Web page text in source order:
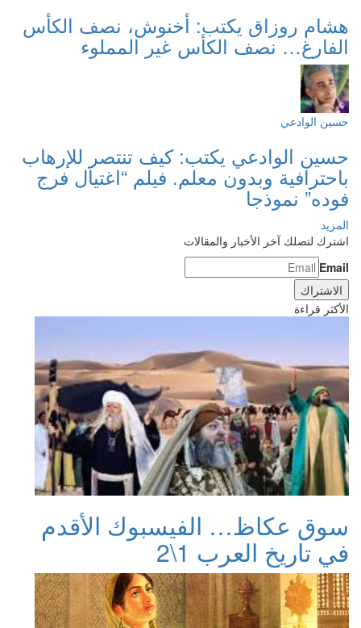
هشام روزاق يكتب: أخنوش، نصف الكأس
الفارغ… نصف الكأس غير المملوء
حسين الوادعي
حسين الوادعي يكتب: كيف تنتصر للإرهاب
باحترافية وبدون معلم. فيلم “اغتيال فرج
فوده” نموذجا
المزيد
اشترك لتصلك آخر الأخبار والمقالات
Email
الأكثر قراءة
سوق عكاظ… الفيسبوك الأقدم
في تاريخ العرب 1\2